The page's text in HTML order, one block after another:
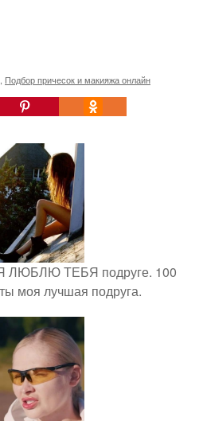
Подбор причесок и макияжа онлайн
ЛЮБЛЮ ТЕБЯ подруге. 100
моя лучшая подруга.